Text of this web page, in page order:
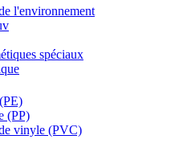
l'environnement
spéciaux
(PP)
vinyle (PVC)